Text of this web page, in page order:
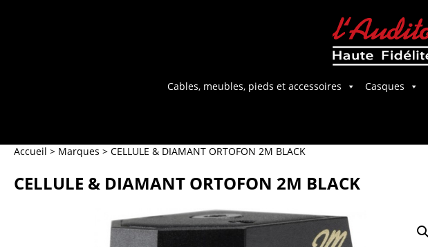
Cables, meubles, pieds et accessoires Casques
Accueil > Marques > CELLULE & DIAMANT ORTOFON 2M BLACK
CELLULE & DIAMANT ORTOFON 2M BLACK